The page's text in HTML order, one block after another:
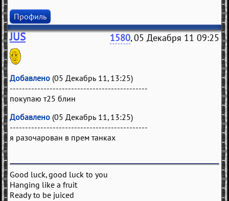
Профиль
JUS 1580, 05 Декабря 11 09:25
Добавлено (05 Декабрь 11, 13:25)
---------------------------------------------
покупаю т25 блин
Добавлено (05 Декабрь 11, 13:25)
---------------------------------------------
я разочарован в прем танках
Good luck, good luck to you
Hanging like a fruit
Ready to be juiced